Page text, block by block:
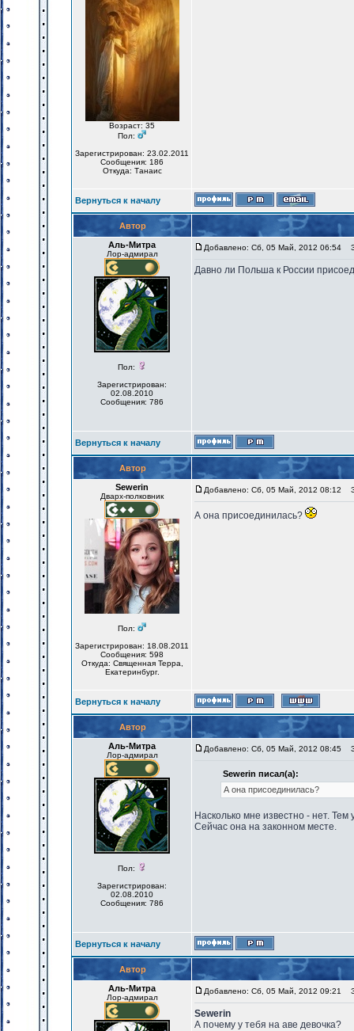
Возраст: 35
Пол:
Зарегистрирован: 23.02.2011
Сообщения: 186
Откуда: Танаис
Вернуться к началу
Автор
Аль-Митра
Лор-адмирал
Пол:
Зарегистрирован:
02.08.2010
Сообщения: 786
Добавлено: Сб, 05 Май, 2012 06:54
Давно ли Польша к России
Вернуться к началу
Автор
Sewerin
Дварх-полковник
Пол:
Зарегистрирован: 18.08.2011
Сообщения: 598
Откуда: Священная Терра,
Екатеринбург.
Добавлено: Сб, 05 Май, 2012 08:12
А она присоединилась?
Вернуться к началу
Автор
Аль-Митра
Лор-адмирал
Пол:
Зарегистрирован:
02.08.2010
Сообщения: 786
Добавлено: Сб, 05 Май, 2012 08:45
Sewerin писал(а):
А она присоединилась?
Насколько мне известно - нет.
Сейчас она на законном месте.
Вернуться к началу
Автор
Аль-Митра
Лор-адмирал
Добавлено: Сб, 05 Май, 2012 09:21
Sewerin
А почему у тебя на аве девочка?